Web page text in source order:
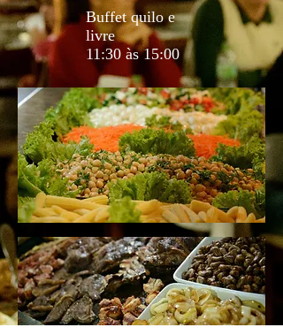
Buffet quilo e
livre
11:30 às 15:00